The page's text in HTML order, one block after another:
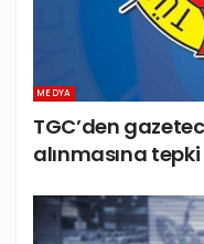
MEDYA
TGC’den
alınmasına tepki